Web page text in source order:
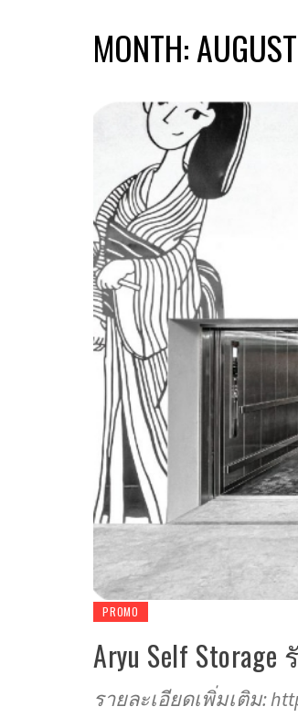
MONTH:
PROMO
Aryu Self
รายละเอียดเพิ่มเติม: